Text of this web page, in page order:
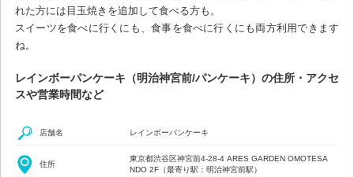
れた方には目玉焼きを追加して食べる方も。
スイーツを食べに行くにも、食事を食べに行くにも両方利用できます
ね。
レインボーパンケーキ（明治神宮前/パンケーキ）の住所・アクセ
スや営業時間など
店舗名 レインボーパンケーキ
住所
東京都渋谷区神宮前4-28-4 ARES GARDEN OMOTESA
NDO 2F（最寄り駅：明治神宮前駅）